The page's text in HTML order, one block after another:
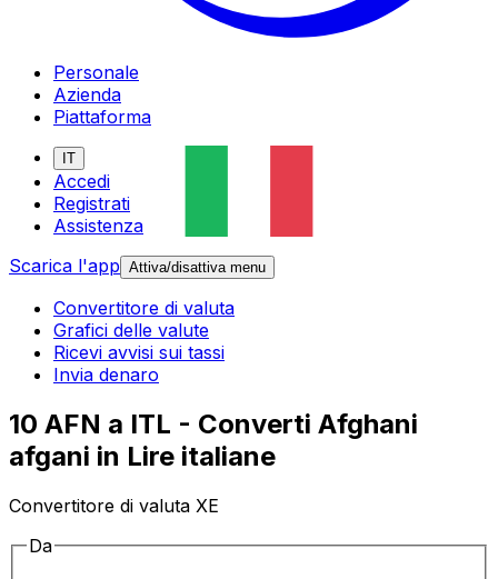
Personale
Azienda
Piattaforma
IT
Accedi
Registrati
Assistenza
Scarica l'app Attiva/disattiva menu
Convertitore di valuta
Grafici delle valute
Ricevi avvisi sui tassi
Invia denaro
10 AFN a ITL - Converti Afghani
afgani in Lire italiane
Convertitore di valuta XE
Da